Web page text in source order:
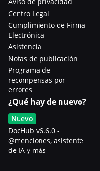
Centro Legal
Cumplimiento de Firma
Electrónica
Asistencia
Notas de publicación
Programa de
recompensas por
errores
¿Qué hay de nuevo?
Nuevo
DocHub v6.6.0 -
@menciones, asistente
de IA y más